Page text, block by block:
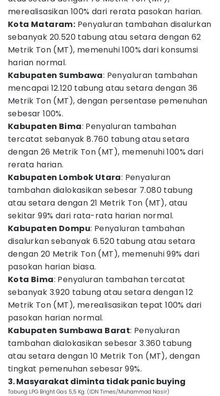
merealisasikan 100% dari rerata pasokan harian.
Kota Mataram: Penyaluran tambahan disalurkan
sebanyak 20.520 tabung atau setara dengan 62
Metrik Ton (MT), memenuhi 100% dari konsumsi
harian normal.
Kabupaten Sumbawa: Penyaluran tambahan
mencapai 12.120 tabung atau setara dengan 36
Metrik Ton (MT), dengan persentase pemenuhan
sebesar 100%.
Kabupaten Bima: Penyaluran tambahan
tercatat sebanyak 8.760 tabung atau setara
dengan 26 Metrik Ton (MT), memenuhi 100% dari
rerata harian.
Kabupaten Lombok Utara: Penyaluran
tambahan dialokasikan sebesar 7.080 tabung
atau setara dengan 21 Metrik Ton (MT), atau
sekitar 99% dari rata-rata harian normal.
Kabupaten Dompu: Penyaluran tambahan
disalurkan sebanyak 6.520 tabung atau setara
dengan 20 Metrik Ton (MT), memenuhi 99% dari
pasokan harian biasa.
Kota Bima: Penyaluran tambahan tercatat
sebanyak 3.920 tabung atau setara dengan 12
Metrik Ton (MT), merealisasikan tepat 100% dari
pasokan harian normal.
Kabupaten Sumbawa Barat: Penyaluran
tambahan dialokasikan sebesar 3.360 tabung
atau setara dengan 10 Metrik Ton (MT), dengan
tingkat pemenuhan sebesar 99%.
3. Masyarakat diminta tidak panic buying
Tabung LPG Bright Gas 5,5 Kg. (IDN Times/Muhammad Nasir)